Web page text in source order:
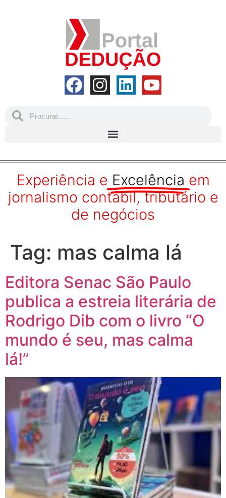
Experiência e Excelência em
jornalismo contábil, tributário e
de negócios
Tag: mas calma lá
Editora Senac São Paulo
publica a estreia literária de
Rodrigo Dib com o livro “O
mundo é seu, mas calma
lá!”